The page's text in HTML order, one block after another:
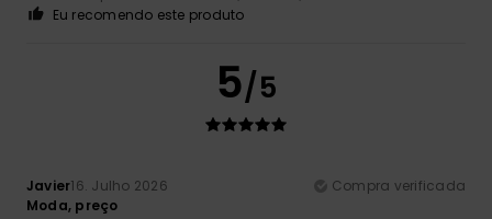
Eu recomendo este produto
5/5
Javier16. Julho 2026
Compra verificada
Moda, preço